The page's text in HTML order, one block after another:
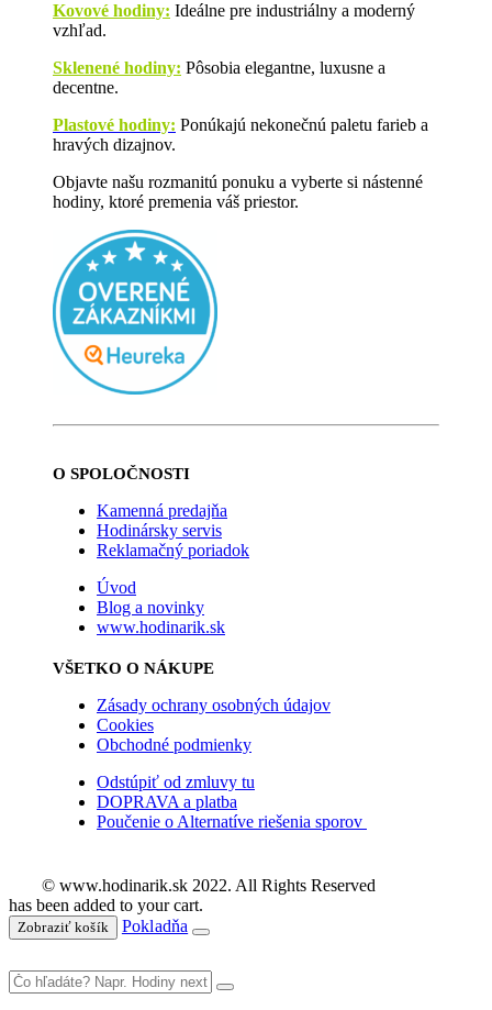
Kovové hodiny: Ideálne pre industriálny a moderný
vzhľad.
Sklenené hodiny: Pôsobia elegantne, luxusne a
decentne.
Plastové hodiny: Ponúkajú nekonečnú paletu farieb a
hravých dizajnov.
Objavte našu rozmanitú ponuku a vyberte si nástenné
hodiny, ktoré premenia váš priestor.
O SPOLOČNOSTI
Kamenná predajňa
Hodinársky servis
Reklamačný poriadok
Úvod
Blog a novinky
www.hodinarik.sk
VŠETKO O NÁKUPE
Zásady ochrany osobných údajov
Cookies
Obchodné podmienky
Odstúpiť od zmluvy tu
DOPRAVA a platba
Poučenie o Alternatíve riešenia sporov
© www.hodinarik.sk 2022. All Rights Reserved
has been added to your cart.
Zobraziť košík Pokladňa